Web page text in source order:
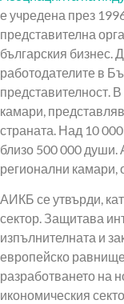
е учредена през
представителна
българския бизнес.
работодателите в
представителност.
камари,
страната. Над 10
близо 500 000 души.
регионални камари,
АИКБ се утвърди,
сектор. Защитава
изпълнителната и
европейско
разработването на
икономическия